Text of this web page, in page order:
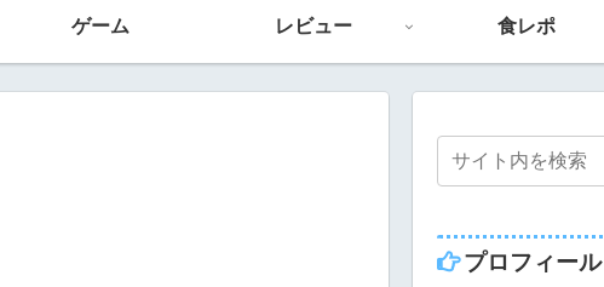
ゲーム レビュー 食レポ
プロフィール